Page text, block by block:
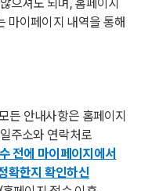
마이페이지 내역을 통해
든 안내사항은 홈페이지
주소와 연락처로
전에 마이페이지에서
확한지 확인하신